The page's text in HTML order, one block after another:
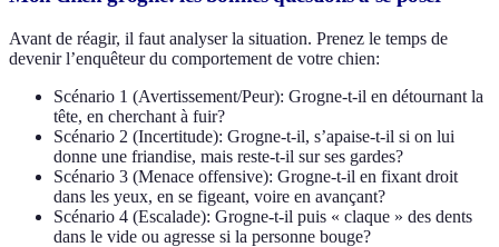
Avant de réagir, il faut analyser la situation. Prenez le temps de
devenir l’enquêteur du comportement de votre chien:
Scénario 1 (Avertissement/Peur): Grogne-t-il en détournant la
tête, en cherchant à fuir?
Scénario 2 (Incertitude): Grogne-t-il, s’apaise-t-il si on lui
donne une friandise, mais reste-t-il sur ses gardes?
Scénario 3 (Menace offensive): Grogne-t-il en fixant droit
dans les yeux, en se figeant, voire en avançant?
Scénario 4 (Escalade): Grogne-t-il puis « claque » des dents
dans le vide ou agresse si la personne bouge?